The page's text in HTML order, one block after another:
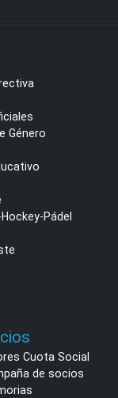
Género
Pádel
Cuota Social
de socios